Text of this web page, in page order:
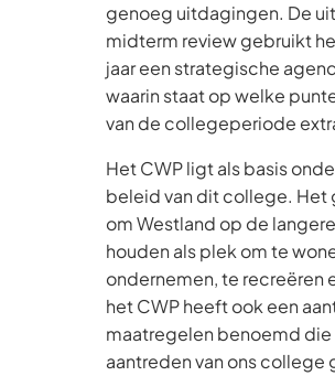
genoeg uitdagingen. De
midterm review gebruikt
jaar een strategische
waarin staat op welke
van de collegeperiode
Het CWP ligt als basis
beleid van dit college. Het
om Westland op de
houden als plek om te
ondernemen, te recreëren
het CWP heeft ook een
maatregelen benoemd die
aantreden van ons